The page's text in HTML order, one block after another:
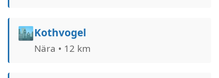
🏙️Kothvogel
Nära • 12 km